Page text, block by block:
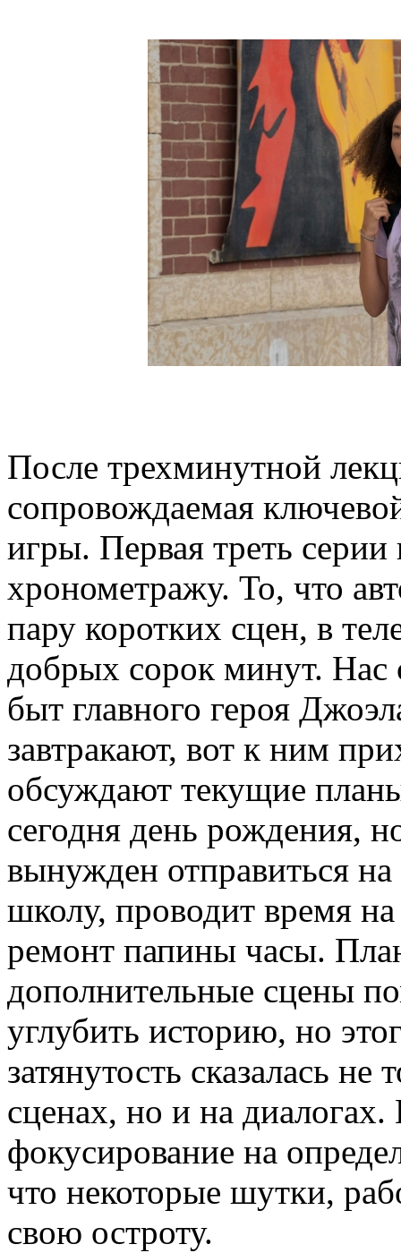
После трехминутной
сопровождаемая
игры. Первая треть серии
хронометражу. То, что
пару коротких сцен, в
добрых сорок минут. Нас
быт главного героя
завтракают, вот к ним
обсуждают текущие
сегодня день рождения,
вынужден отправиться
школу, проводит время
ремонт папины часы.
дополнительные сцены
углубить историю, но
затянутость сказалась не
сценах, но и на
фокусирование на
что некоторые шутки,
свою остроту.